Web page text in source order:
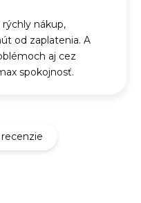
nákup,
od zaplatenia. A
aj cez
spokojnosť.